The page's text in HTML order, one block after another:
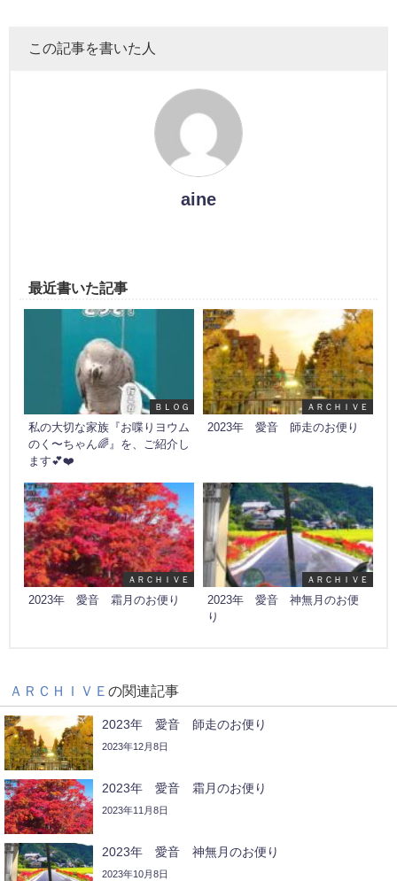
この記事を書いた人
aine
最近書いた記事
ＢＬＯＧ
私の大切な家族『お喋りヨウム
のく〜ちゃん🌈』を、ご紹介し
ます💕❤️
ＡＲＣＨＩＶＥ
2023年 愛音 師走のお便り
ＡＲＣＨＩＶＥ
2023年 愛音 霜月のお便り
ＡＲＣＨＩＶＥ
2023年 愛音 神無月のお便
り
ＡＲＣＨＩＶＥ の関連記事
2023年 愛音 師走のお便り
2023年12月8日
2023年 愛音 霜月のお便り
2023年11月8日
2023年 愛音 神無月のお便り
2023年10月8日